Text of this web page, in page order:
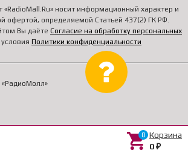
«RadioMall.Ru» носит информационный характер и
офертой, определяемой Статьей 437(2) ГК РФ.
Вы даёте Согласие на обработку персональных
Политики конфиденциальности
0 Корзина
0 ₽